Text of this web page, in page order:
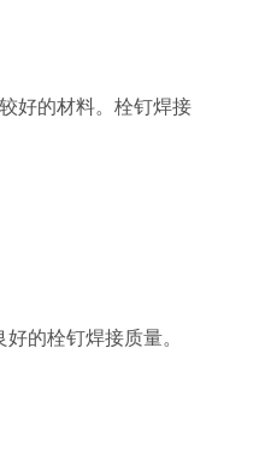
好的材料。栓钉焊接
的栓钉焊接质量。